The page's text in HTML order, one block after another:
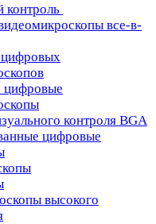
контроль
все-в-
контроля BGA
цифровые
высокого